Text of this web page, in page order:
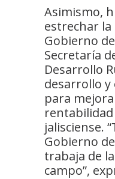
Asimismo,
estrechar la
Gobierno
Secretaría
Desarrollo
desarrollo y
para
jalisciense.
Gobierno
trabaja de
campo”,